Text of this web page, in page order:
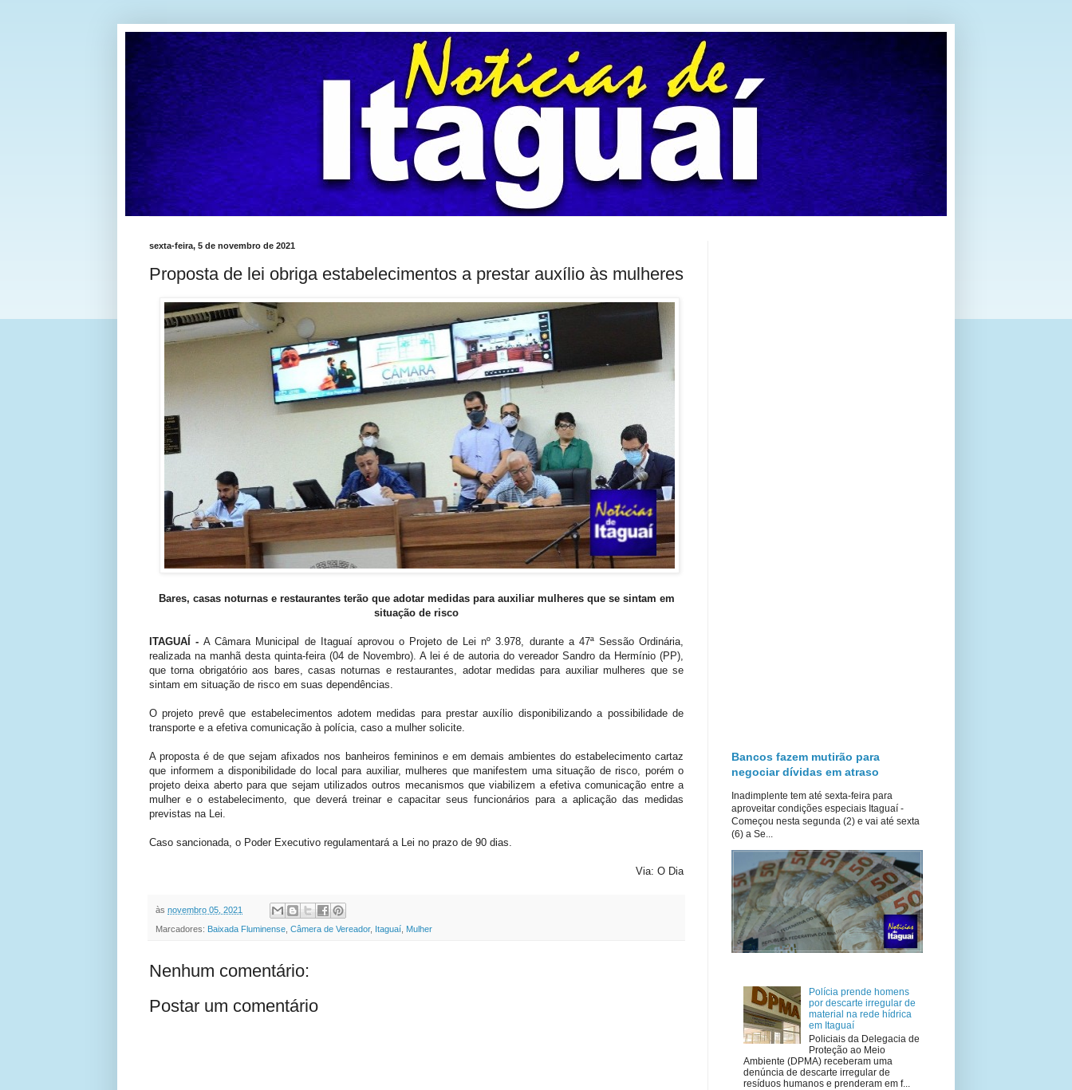
sexta-feira, 5 de novembro de 2021
Proposta de lei obriga estabelecimentos a prestar auxílio às mulheres
Bares, casas noturnas e restaurantes terão que adotar medidas para auxiliar mulheres que se sintam em
situação de risco
ITAGUAÍ -A Câmara Municipal de Itaguaí aprovou o Projeto de Lei nº 3.978, durante a 47ª Sessão Ordinária,
realizada na manhã desta quinta-feira (04 de Novembro). A lei é de autoria do vereador Sandro da Hermínio (PP),
que torna obrigatório aos bares, casas noturnas e restaurantes, adotar medidas para auxiliar mulheres que se
sintam em situação de risco em suas dependências.
O projeto prevê que estabelecimentos adotem medidas para prestar auxílio disponibilizando a possibilidade de
transporte e a efetiva comunicação à polícia, caso a mulher solicite.
A proposta é de que sejam afixados nos banheiros femininos e em demais ambientes do estabelecimento cartaz
que informem a disponibilidade do local para auxiliar, mulheres que manifestem uma situação de risco, porém o
projeto deixa aberto para que sejam utilizados outros mecanismos que viabilizem a efetiva comunicação entre a
mulher e o estabelecimento, que deverá treinar e capacitar seus funcionários para a aplicação das medidas
previstas na Lei.
Caso sancionada, o Poder Executivo regulamentará a Lei no prazo de 90 dias.
Via: O Dia
às novembro 05, 2021
Marcadores: Baixada Fluminense Câmera de Vereador, Itaguaí Mulher
Nenhum comentário:
Postar um comentário
Bancos fazem mutirão para
negociar dívidas em atraso
Inadimplente tem até sexta-feira para
aproveitar condições especiais Itaguaí -
Começou nesta segunda (2) e vai até sexta
(6) a Se...
Polícia prende homens
por descarte irregular de
material na rede hídrica
em Itaguaí
Policiais da Delegacia de
Proteção ao Meio
Ambiente (DPMA) receberam uma
denúncia de descarte irregular de
resíduos humanos e prenderam em f...